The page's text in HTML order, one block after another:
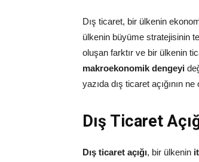
Dış ticaret, bir ülkenin
ülkenin büyüme stratejisinin
oluşan farktır ve bir ülkenin
makroekonomik dengeyi
yazıda dış ticaret açığının
Dış Ticaret
Dış ticaret açığı, bir ülkenin